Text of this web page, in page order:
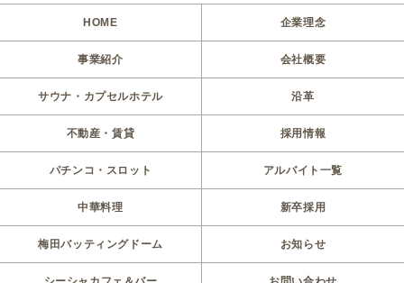
HOME
事業紹介
サウナ・カプセルホテル
不動産・賃貸
パチンコ・スロット
中華料理
梅田バッティングドーム
企業理念
会社概要
沿革
採用情報
アルバイト一覧
新卒採用
お知らせ